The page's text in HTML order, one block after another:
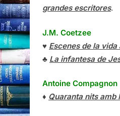
grandes escritores.
J.M. Coetzee
♥ Escenes de la
♣ La infantesa de
Antoine Compagnon
♦ Quaranta nits amb